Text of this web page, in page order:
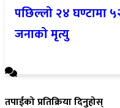
पछिल्लो २४ घण्टामा
जनाको मृत्यु
तपाईको प्रतिक्रिया दिनुहोस्